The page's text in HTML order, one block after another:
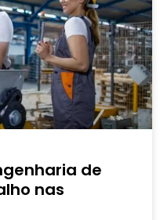
de
nas